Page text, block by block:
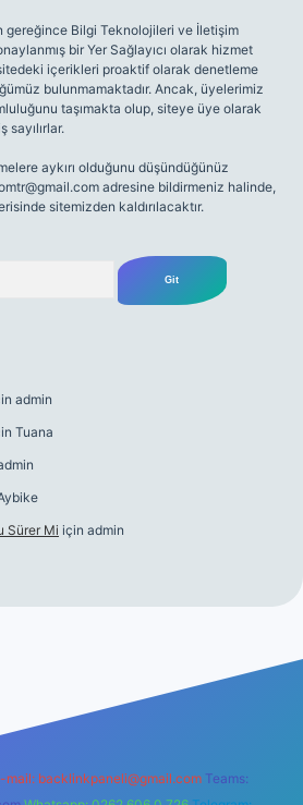
gereğince Bilgi Teknolojileri ve İletişim
bir Yer Sağlayıcı olarak hizmet
içerikleri proaktif olarak denetleme
bulunmamaktadır. Ancak, üyelerimiz
taşımakta olup, siteye üye olarak
sayılırlar.
aykırı olduğunu düşündüğünüz
adresine bildirmeniz halinde,
sitemizden kaldırılacaktır.
admin
Tuana
Sürer Mi için admin
mail: backlinkpaneli@gmail.com Teams: